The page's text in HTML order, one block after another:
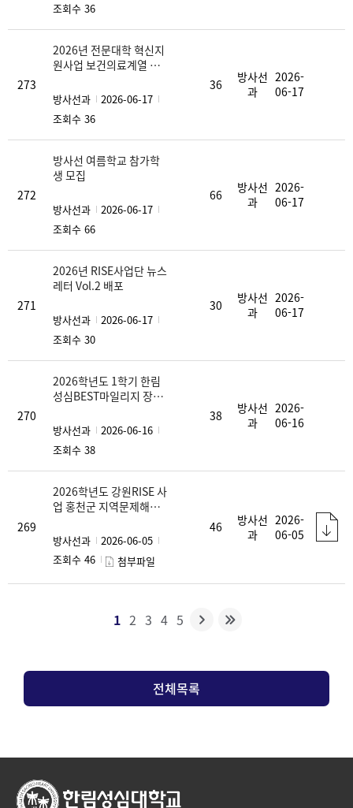
조회수 36
273
2026년 전문대학 혁신지
원사업 보건의료계열 특
과 알림
방사선과
2026-06-17
조회수 36
36
방사선
과
2026-
06-17
272
방사선 여름학교 참가학
생 모집
방사선과
2026-06-17
조회수 66
66
방사선
과
2026-
06-17
271
2026년 RISE사업단 뉴스
레터 Vol.2 배포
방사선과
2026-06-17
조회수 30
30
방사선
과
2026-
06-17
270
2026학년도 1학기 한림
성심BEST마일리지 장학
방사선과
2026-06-16
조회수 38
38
방사선
과
2026-
06-16
269
2026학년도 강원RISE 사
업 홍천군 지역문제해결
방사선과
2026-06-05
조회수 46
첨부파일
46
방사선
과
2026-
06-05
1 2 3 4 5
전체목록